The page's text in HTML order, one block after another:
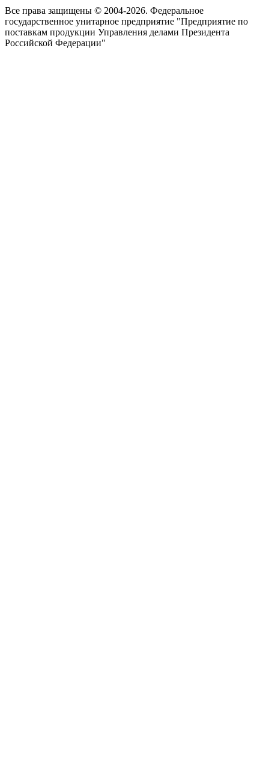
Все права защищены © 2004-2026. Федеральное
государственное унитарное предприятие "Предприятие по
поставкам продукции Управления делами Президента
Российской Федерации"